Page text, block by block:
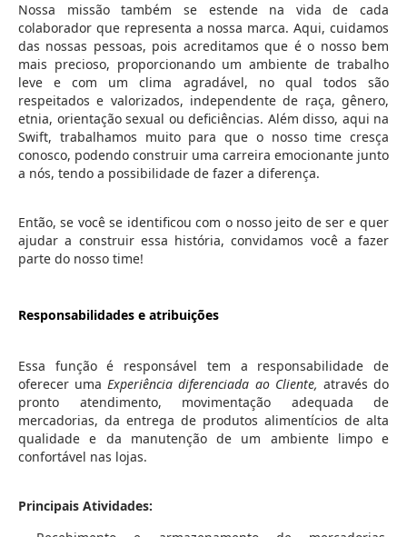
Nossa missão também se estende na vida de cada
colaborador que representa a nossa marca. Aqui, cuidamos
das nossas pessoas, pois acreditamos que é o nosso bem
mais precioso, proporcionando um ambiente de trabalho
leve e com um clima agradável, no qual todos são
respeitados e valorizados, independente de raça, gênero,
etnia, orientação sexual ou deficiências. Além disso, aqui na
Swift, trabalhamos muito para que o nosso time cresça
conosco, podendo construir uma carreira emocionante junto
a nós, tendo a possibilidade de fazer a diferença.
Então, se você se identificou com o nosso jeito de ser e quer
ajudar a construir essa história, convidamos você a fazer
parte do nosso time!
Responsabilidades e atribuições
Essa função é responsável tem a responsabilidade de
oferecer umaExperiência diferenciada ao Cliente, através do
pronto atendimento, movimentação adequada de
mercadorias, da entrega de produtos alimentícios de alta
qualidade e da manutenção de um ambiente limpo e
confortável nas lojas.
Principais Atividades: